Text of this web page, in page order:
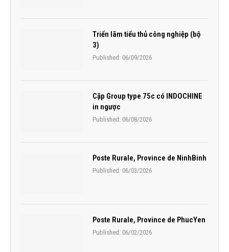
Triển lãm tiểu thủ công nghiệp (bộ
3)
Published: 06/09/2026
Cặp Group type 75c có INDOCHINE
in ngược
Published: 06/08/2026
Poste Rurale, Province de NinhBinh
Published: 06/03/2026
Poste Rurale, Province de PhucYen
Published: 06/02/2026